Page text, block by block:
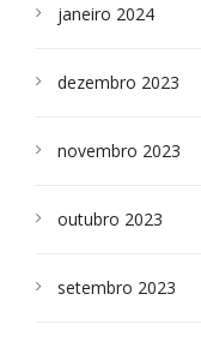
janeiro 2024
dezembro 2023
novembro 2023
outubro 2023
setembro 2023